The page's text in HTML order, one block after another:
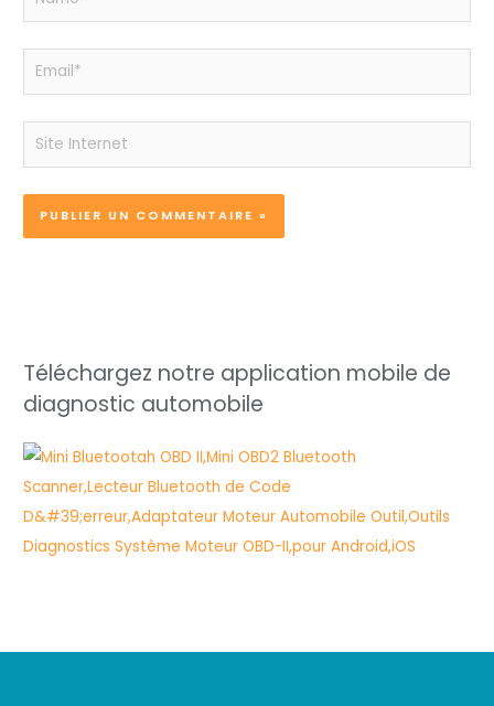
Email*
Site
Internet
Téléchargez notre application mobile de
diagnostic automobile